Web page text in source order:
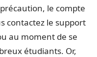
le compte
contactez le support
au moment de se
étudiants. Or,